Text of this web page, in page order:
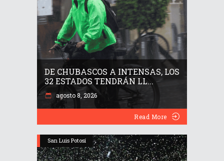
DE CHUBASCOS A INTENSAS, LOS
32 ESTADOS TENDRÁN LL...
agosto 8, 2026
Read More
San Luis Potosí